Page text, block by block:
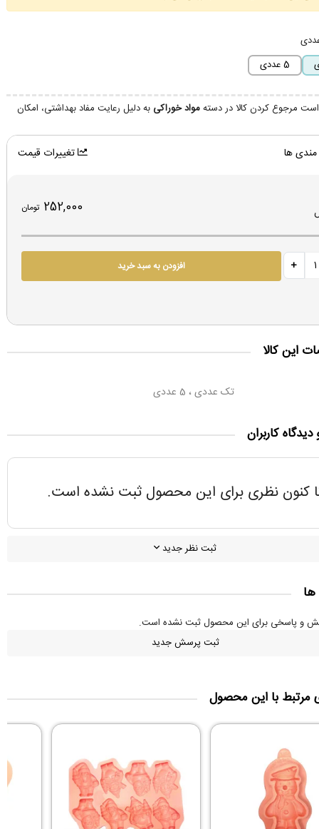
5 عددی
مرجوع کردن کالا در دستهمواد خوراکی به دلیل رعایت مفاد بهداشتی، امکان
ها تغییرات قیمت
252,000 تومان
افزودن به سبد خرید
این کالا
تک عددی ، 5 عددی
دیدگاه کاربران
کنون نظری برای این محصول ثبت نشده است.
ثبت نظر جدید
و پاسخی برای این محصول ثبت نشده است.
ثبت پرسش جدید
مرتبط با این محصول